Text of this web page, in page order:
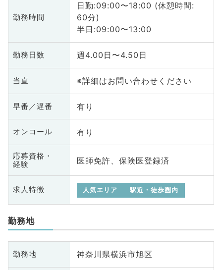
勤務時間
日勤:09:00〜18:00 (休憩時間:
60分)
半日:09:00〜13:00
勤務日数 週4.00日〜4.50日
当直 ※詳細はお問い合わせください
早番／遅番 有り
オンコール 有り
応募資格・
経験
医師免許、保険医登録済
求人特徴 人気エリア 駅近・徒歩圏内
勤務地
勤務地 神奈川県横浜市旭区